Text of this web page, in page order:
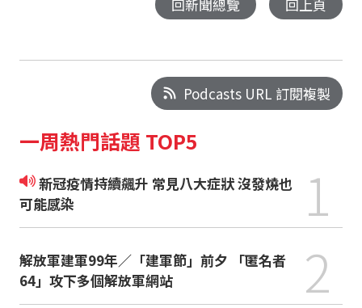
回新聞總覽 回上頁
Podcasts URL 訂閱複製
一周熱門話題 TOP5
新冠疫情持續飆升 常見八大症狀 沒發燒也
可能感染
1
解放軍建軍99年／「建軍節」前夕 「匿名者
64」攻下多個解放軍網站
2